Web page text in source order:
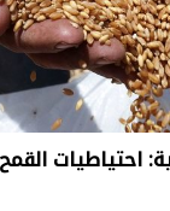
احتياطيات